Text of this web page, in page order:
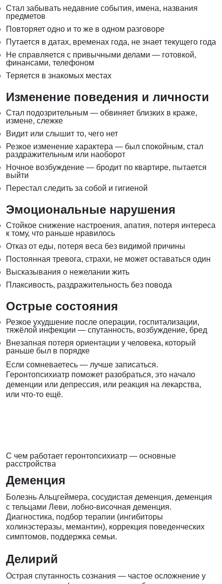
Стал забывать недавние события, имена, названия
предметов
Повторяет одно и то же в одном разговоре
Путается в датах, временах года, не знает текущего года
Не справляется с привычными делами — готовкой,
финансами, телефоном
Теряется в знакомых местах
Изменение поведения и личности
Стал подозрительным — обвиняет близких в краже,
измене, слежке
Видит или слышит то, чего нет
Резкое изменение характера — был спокойным, стал
раздражительным или наоборот
Ночное возбуждение — бродит по квартире, пытается
выйти
Перестал следить за собой и гигиеной
Эмоциональные нарушения
Стойкое снижение настроения, апатия, потеря интереса
к тому, что раньше нравилось
Отказ от еды, потеря веса без видимой причины
Постоянная тревога, страхи, не может оставаться один
Высказывания о нежелании жить
Плаксивость, раздражительность без повода
Острые состояния
Резкое ухудшение после операции, госпитализации,
тяжёлой инфекции — спутанность, возбуждение, бред
Внезапная потеря ориентации у человека, который
раньше был в порядке
Если сомневаетесь — лучше записаться.
Геронтопсихиатр поможет разобраться, это начало
деменции или депрессия, или реакция на лекарства,
или что-то ещё.
С чем работает геронтопсихиатр — основные
расстройства
Деменция
Болезнь Альцгеймера, сосудистая деменция, деменция
с тельцами Леви, лобно-височная деменция.
Диагностика, подбор терапии (ингибиторы
холинэстеразы, мемантин), коррекция поведенческих
симптомов, поддержка семьи.
Делирий
Острая спутанность сознания — частое осложнение у